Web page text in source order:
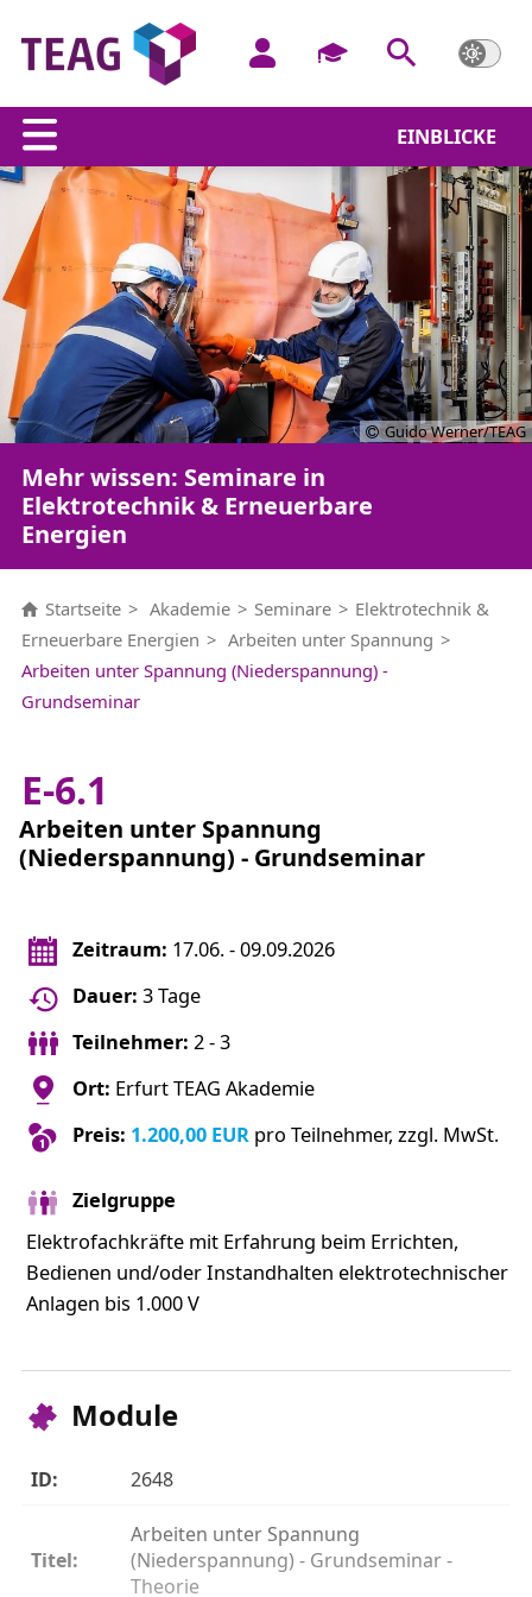
EINBLICKE
Guido Werner/TEAG
Mehr wissen: Seminare in
Elektrotechnik & Erneuerbare
Energien
Startseite Akademie Seminare
Elektrotechnik &
Erneuerbare Energien
Arbeiten unter Spannung
Arbeiten unter Spannung (Niederspannung) -
Grundseminar
E-6.1
Arbeiten unter Spannung
(Niederspannung) - Grundseminar
Zeitraum: 17.06. - 09.09.2026
Dauer: 3 Tage
Teilnehmer: 2 - 3
Ort: Erfurt TEAG Akademie
Preis: 1.200,00 EURpro Teilnehmer, zzgl. MwSt.
Zielgruppe
Elektrofachkräfte mit Erfahrung beim Errichten,
Bedienen und/oder Instandhalten elektrotechnischer
Anlagen bis 1.000 V
Module
2648
Arbeiten unter Spannung
(Niederspannung) - Grundseminar -
Theorie